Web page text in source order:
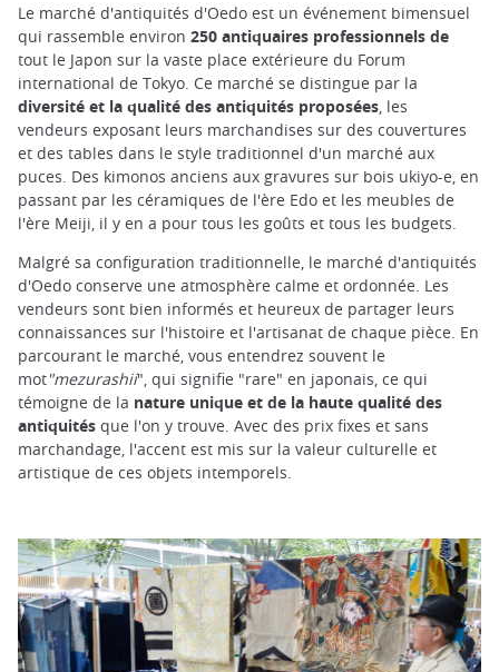
Le marché d'antiquités d'Oedo est un événement bimensuel
qui rassemble environ 250 antiquaires professionnels de
tout le Japon sur la vaste place extérieure du Forum
international de Tokyo. Ce marché se distingue par la
diversité et la qualité des antiquités proposées, les
vendeurs exposant leurs marchandises sur des couvertures
et des tables dans le style traditionnel d'un marché aux
puces. Des kimonos anciens aux gravures sur bois ukiyo-e, en
passant par les céramiques de l'ère Edo et les meubles de
l'ère Meiji, il y en a pour tous les goûts et tous les budgets.
Malgré sa configuration traditionnelle, le marché d'antiquités
d'Oedo conserve une atmosphère calme et ordonnée. Les
vendeurs sont bien informés et heureux de partager leurs
connaissances sur l'histoire et l'artisanat de chaque pièce. En
parcourant le marché, vous entendrez souvent le
mot"mezurashii", qui signifie "rare" en japonais, ce qui
témoigne de la nature unique et de la haute qualité des
antiquités que l'on y trouve. Avec des prix fixes et sans
marchandage, l'accent est mis sur la valeur culturelle et
artistique de ces objets intemporels.